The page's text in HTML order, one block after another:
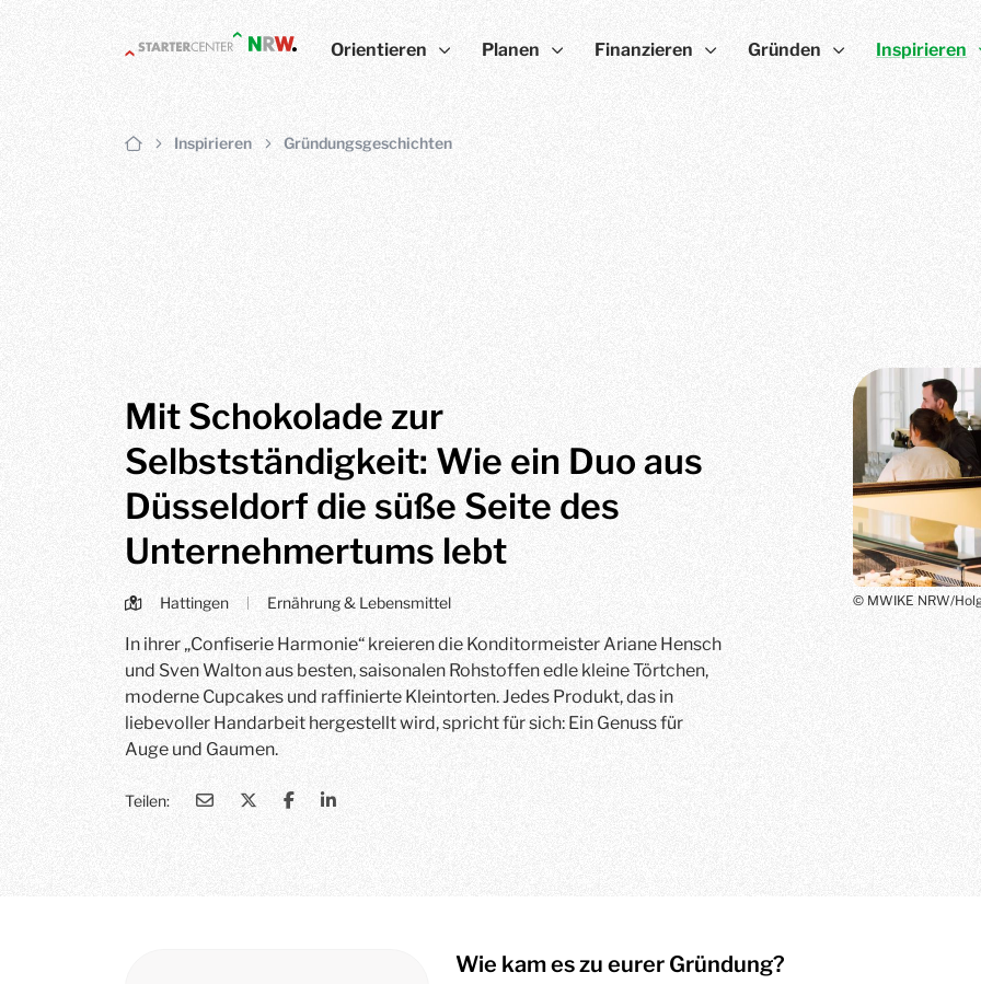
Orientieren Planen Finanzieren Gründen Inspirieren
Inspirieren Gründungsgeschichten
Mit Schokolade zur
Selbstständigkeit: Wie ein Duo aus
Düsseldorf die süße Seite des
Unternehmertums lebt
Hattingen | Ernährung & Lebensmittel
In ihrer „Confiserie Harmonie“ kreieren die Konditormeister Ariane Hensch
und Sven Walton aus besten, saisonalen Rohstoffen edle kleine Törtchen,
moderne Cupcakes und raffinierte Kleintorten. Jedes Produkt, das in
liebevoller Handarbeit hergestellt wird, spricht für sich: Ein Genuss für
Auge und Gaumen.
Teilen:
© MWIKE NRW/
Wie kam es zu eurer Gründung?